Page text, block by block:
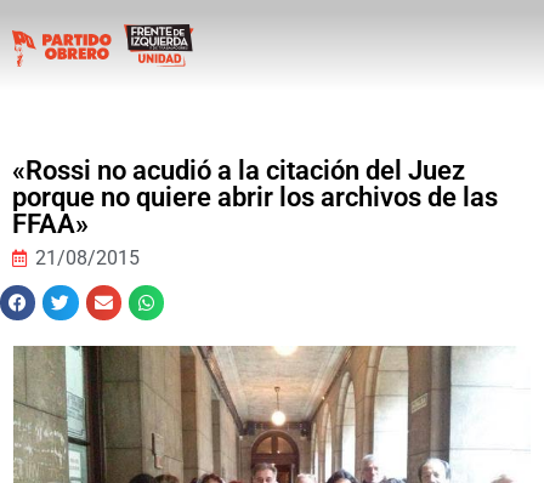
«Rossi no acudió a la citación del Juez
porque no quiere abrir los archivos de las
FFAA»
21/08/2015